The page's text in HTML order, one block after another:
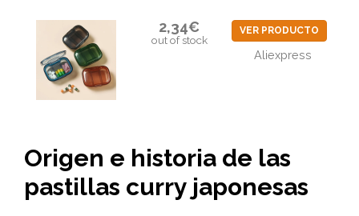
2,34€
out of stock
VER PRODUCTO
Aliexpress
Origen e historia de las
pastillas curry japonesas